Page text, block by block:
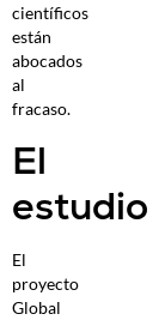
científicos
están
abocados
al
fracaso.
El
estudio
El
proyecto
Global